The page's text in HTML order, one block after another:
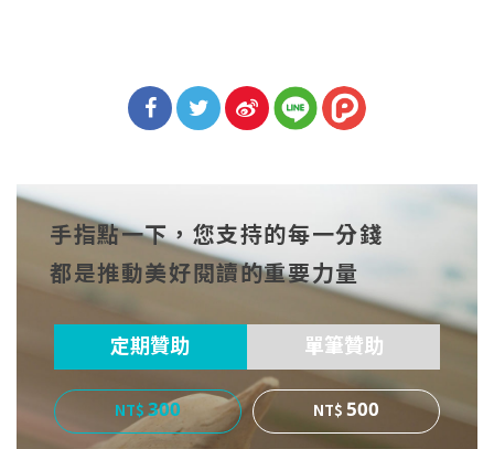
cebo
ok
witt
er
博
手指點一下，您支持的每一分錢
都是推動美好閱讀的重要力量
定期贊助 單筆贊助
300
500